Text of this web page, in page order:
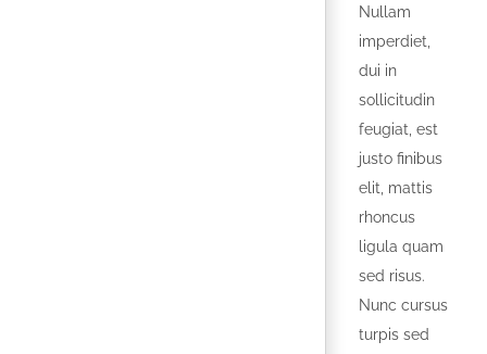
Nullam
imperdiet,
dui in
sollicitudin
feugiat, est
justo finibus
elit, mattis
rhoncus
ligula quam
sed risus.
Nunc cursus
turpis sed